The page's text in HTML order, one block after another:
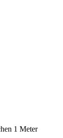
1 Meter